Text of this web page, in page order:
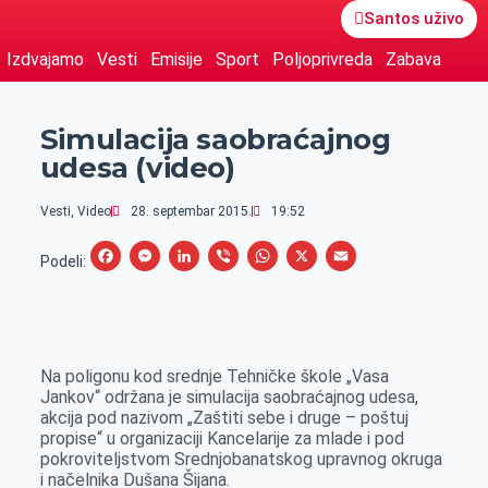
Santos uživo
Izdvajamo Vesti Emisije Sport Poljoprivreda Zabava
Simulacija saobraćajnog
udesa (video)
Vesti, Video 28. septembar 2015. 19:52
Podeli:
F
b
o
o
k
M
e
n
g
e
L
e
d
I
n
V
r
W
s
A
p
p
X
E
l
Na poligonu kod srednje Tehničke škole „Vasa
Jankov“ održana je simulacija saobraćajnog udesa,
akcija pod nazivom „Zaštiti sebe i druge – poštuj
propise“ u organizaciji Kancelarije za mlade i pod
pokroviteljstvom Srednjobanatskog upravnog okruga
i načelnika Dušana Šijana.